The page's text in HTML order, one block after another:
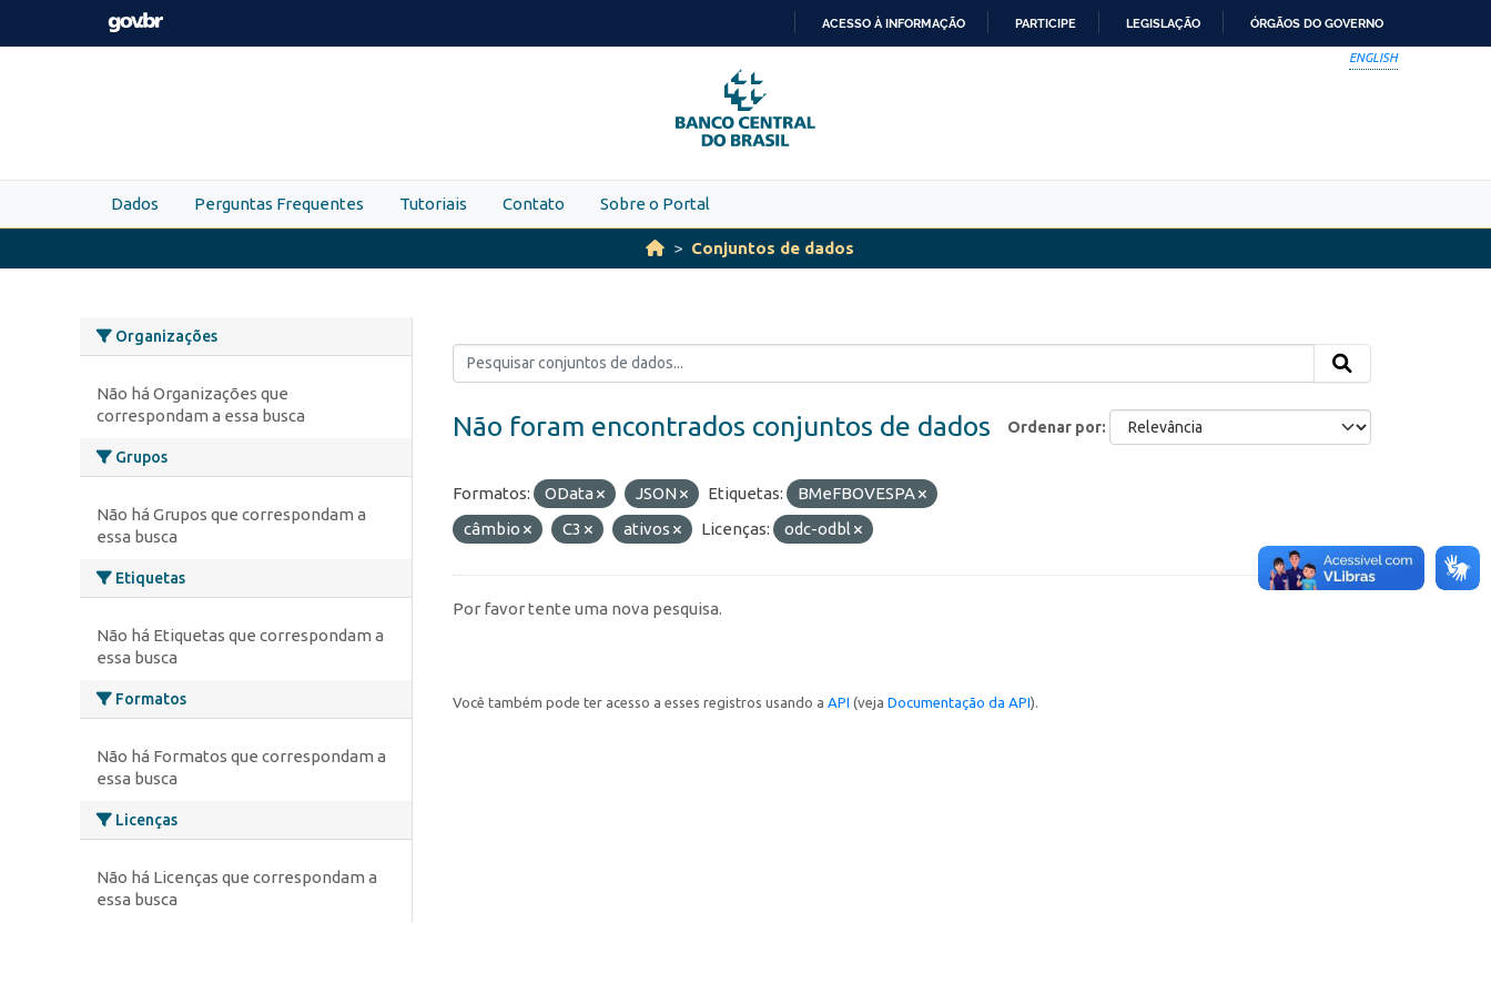
Skip to main content
PARA
O
CONTEÚDO
ACESSO À INFORMAÇÃO PARTICIPE LEGISLAÇÃO ÓRGÃOS DO GOVERNO
ENGLISH
Dados Perguntas Frequentes Tutoriais Contato Sobre o Portal
Conjuntos de dados
Organizações
Não há Organizações que
correspondam a essa busca
Grupos
Não há Grupos que correspondam a
essa busca
Etiquetas
Não há Etiquetas que correspondam a
essa busca
Formatos
Não há Formatos que correspondam a
essa busca
Licenças
Não há Licenças que correspondam a
essa busca
Ordenar por
Não foram encontrados conjuntos de dados
Formatos: OData JSON Etiquetas:
BMeFBOVESPA
câmbio
C3 ativos Licenças: odc-odbl
Por favor tente uma nova pesquisa.
Você também pode ter acesso a esses registros usando a API (veja Documentação da API).